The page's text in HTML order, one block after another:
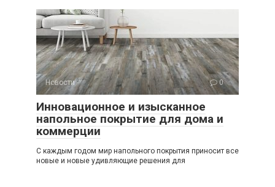
Новости 0
Инновационное и изысканное
напольное покрытие для дома и
коммерции
С каждым годом мир напольного покрытия приносит все
новые и новые удивляющие решения для